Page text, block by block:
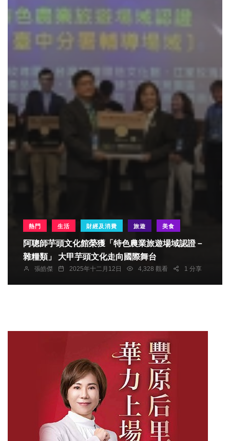
熱門 生活 財經及消費 旅遊 美食
阿聰師芋頭文化館榮獲「特色農業旅遊場域認證－
雜糧類」 大甲芋頭文化走向國際舞台
張皓傑 2025年十二月12日 4,328 觀看 1 分享